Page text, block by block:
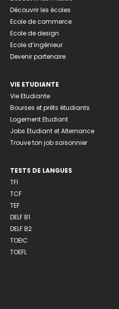
Découvrir les écoles
Ecole de commerce
Ecole de design
Ecole d’ingénieur
Devenir partenaire
VIE ETUDIANTE
Vie Etudiante
Bourses et prêts étudiants
Logement Etudiant
Jobs Etudiant et Alternance
Trouve ton job saisonnier
TESTS DE LANGUES
TFI
TCF
TEF
DELF B1
DELF B2
TOEIC
TOEFL